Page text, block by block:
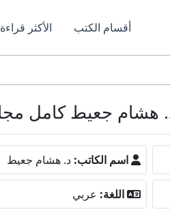
أقسام الكتب الأكثر قراءة
اسم الكاتب: د. هشام جعيط
اللغة: عربي